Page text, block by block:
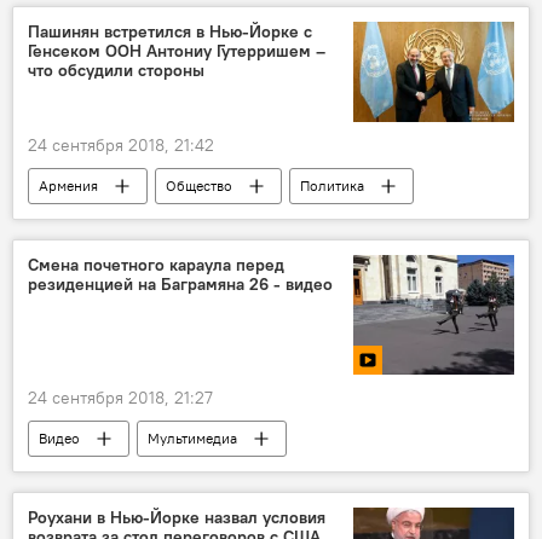
Пашинян встретился в Нью-Йорке с
Генсеком ООН Антониу Гутерришем –
что обсудили стороны
24 сентября 2018, 21:42
Армения Общество
Политика
Нью-Йорк
Пашинян Никол
Антониу Гутерриш
ООН
Новости Армения
Смена почетного караула перед
резиденцией на Баграмяна 26 - видео
24 сентября 2018, 21:27
Видео Мультимедиа
Роухани в Нью-Йорке назвал условия